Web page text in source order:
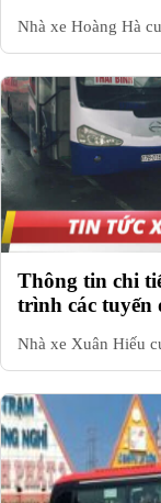
Nhà xe Hoàng Hà
Thông tin chi
trình các tuyến
Nhà xe Xuân Hiếu